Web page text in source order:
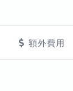
額外費用